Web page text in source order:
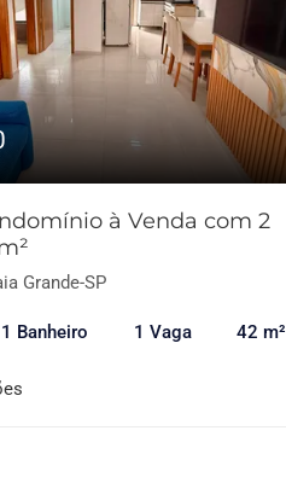
à Venda com 2
Grande-SP
1 Banheiro 1 Vaga 42 m²